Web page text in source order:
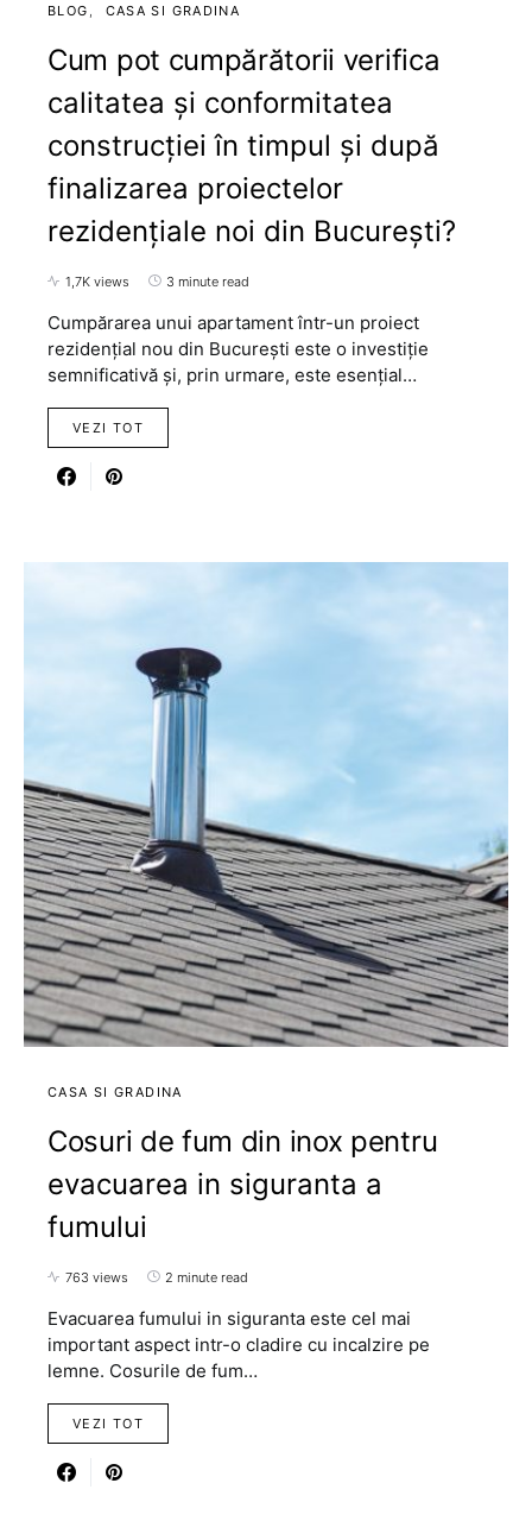
BLOG CASA SI GRADINA
Cum pot cumpărătorii verifica
calitatea și conformitatea
construcției în timpul și după
finalizarea proiectelor
rezidențiale noi din București?
1,7K views 3 minute read
Cumpărarea unui apartament într-un proiect
rezidențial nou din București este o investiție
semnificativă și, prin urmare, este esențial…
VEZI TOT
CASA SI GRADINA
Cosuri de fum din inox pentru
evacuarea in siguranta a
fumului
763 views 2 minute read
Evacuarea fumului in siguranta este cel mai
important aspect intr-o cladire cu incalzire pe
lemne. Cosurile de fum…
VEZI TOT